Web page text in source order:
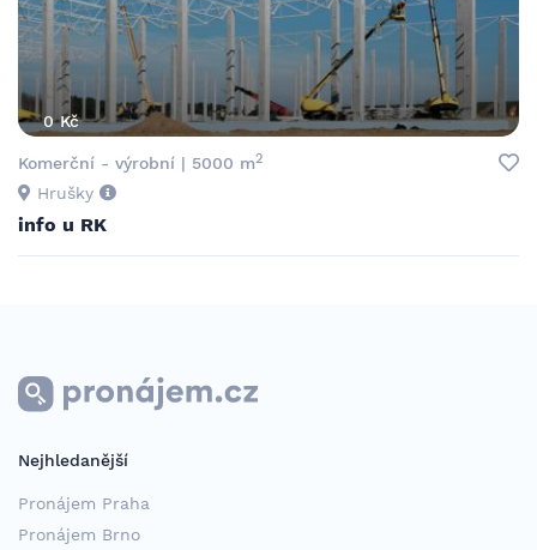
0 Kč
Komerční - výrobní | 5000 m2
Hrušky
info u RK
Nejhledanější
Pronájem Praha
Pronájem Brno